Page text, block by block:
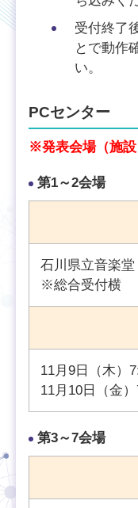
受付終了
とで動作
い。
PCセンター
※発表会場（施設
第1～2会場
石川県立音楽
※総合受付横
11月9日（木）
11月10日（金
第3～7会場